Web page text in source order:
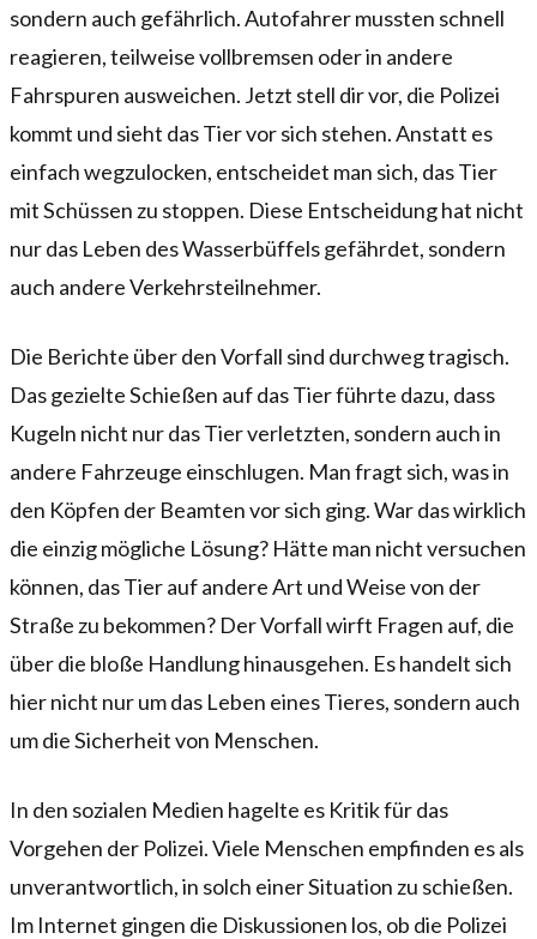
sondern auch gefährlich. Autofahrer mussten schnell
reagieren, teilweise vollbremsen oder in andere
Fahrspuren ausweichen. Jetzt stell dir vor, die Polizei
kommt und sieht das Tier vor sich stehen. Anstatt es
einfach wegzulocken, entscheidet man sich, das Tier
mit Schüssen zu stoppen. Diese Entscheidung hat nicht
nur das Leben des Wasserbüffels gefährdet, sondern
auch andere Verkehrsteilnehmer.
Die Berichte über den Vorfall sind durchweg tragisch.
Das gezielte Schießen auf das Tier führte dazu, dass
Kugeln nicht nur das Tier verletzten, sondern auch in
andere Fahrzeuge einschlugen. Man fragt sich, was in
den Köpfen der Beamten vor sich ging. War das wirklich
die einzig mögliche Lösung? Hätte man nicht versuchen
können, das Tier auf andere Art und Weise von der
Straße zu bekommen? Der Vorfall wirft Fragen auf, die
über die bloße Handlung hinausgehen. Es handelt sich
hier nicht nur um das Leben eines Tieres, sondern auch
um die Sicherheit von Menschen.
In den sozialen Medien hagelte es Kritik für das
Vorgehen der Polizei. Viele Menschen empfinden es als
unverantwortlich, in solch einer Situation zu schießen.
Im Internet gingen die Diskussionen los, ob die Polizei